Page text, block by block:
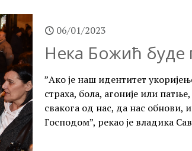
06/01/2023
Нека Божић буде
”Ако је наш идентитет
страха, бола, агоније или
свакога од нас, да нас обнови,
Господом”, рекао је владика